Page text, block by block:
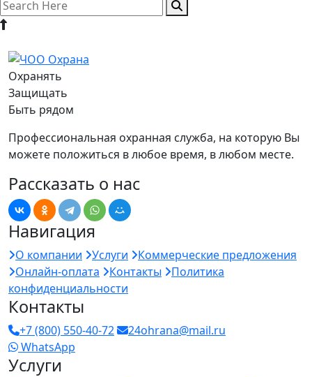
Охранять
Защищать
Быть рядом
Профессиональная охранная служба, на которую Вы
можете положиться в любое время, в любом месте.
Рассказать о нас
Навигация
О компании Услуги
Коммерческие предложения
Онлайн-оплата
Контакты
Политика
конфиденциальности
Контакты
+7 (800) 550-40-72
24ohrana@mail.ru
WhatsApp
Услуги